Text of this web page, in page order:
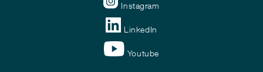
Instagram
LinkedIn
Youtube